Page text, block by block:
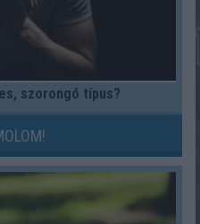
szorongó típus?